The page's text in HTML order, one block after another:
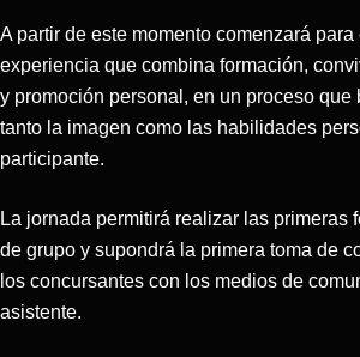
A partir de este momento comenzará para
experiencia que combina formación,
y promoción personal, en un proceso que
tanto la imagen como las habilidades
participante.
La jornada permitirá realizar las primeras
de grupo y supondrá la primera toma de
los concursantes con los medios de
asistente.